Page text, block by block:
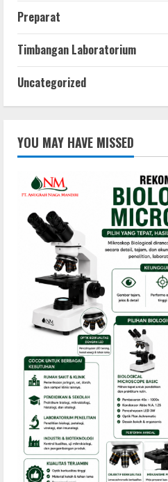
Preparat
Timbangan Laboratorium
Uncategorized
YOU MAY HAVE MISSED